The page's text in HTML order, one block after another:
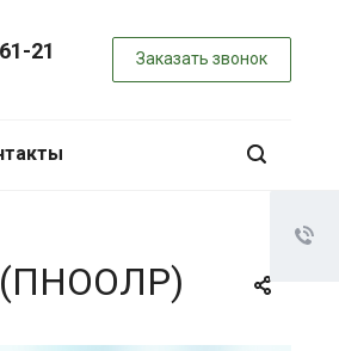
21 Заказать звонок
(ПНООЛР)